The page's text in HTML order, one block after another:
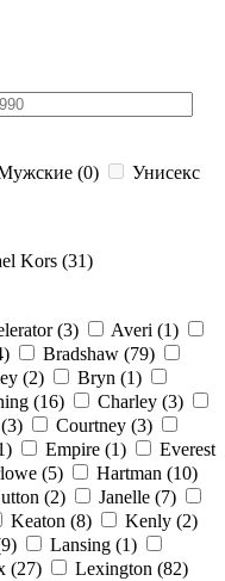
(0)
Унисекс
Kors (31)
(3)
Averi (1)
Bradshaw (79)
(2)
Bryn (1)
(16)
Charley (3)
Courtney (3)
Empire (1)
Everest
(5)
Hartman (10)
(2)
Janelle (7)
Keaton (8)
Kenly (2)
Lansing (1)
(27)
Lexington (82)